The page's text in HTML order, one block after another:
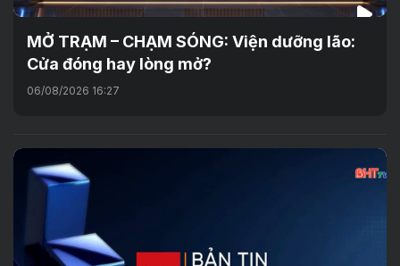
MỞ TRẠM – CHẠM SÓNG: Viện dưỡng lão:
Cửa đóng hay lòng mở?
06/08/2026 16:27